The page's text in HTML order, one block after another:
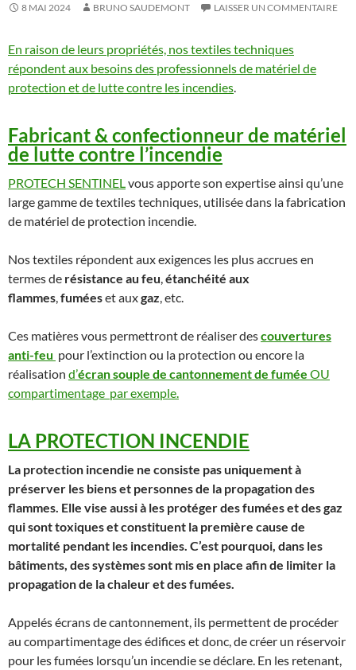
8 MAI 2024 BRUNO SAUDEMONT LAISSER UN COMMENTAIRE
En raison de leurs propriétés, nos textiles techniques
répondent aux besoins des professionnels de matériel de
protection et de lutte contre les incendies
Fabricant & confectionneur de matériel
de lutte contre l’incendie
PROTECH SENTINEL vous apporte son expertise ainsi qu’une
large gamme de textiles techniques, utilisée dans la fabrication
de matériel de protection incendie.
Nos textiles répondent aux exigences les plus accrues en
termes de résistance au feu étanchéité aux
flammes fuméeset auxgaz , etc.
Ces matières vous permettront de réaliser descouvertures
anti-feu pour l’extinction ou la protection ou encore la
réalisation d’écran souple de cantonnement de fumée OU
compartimentage par exemple.
LA PROTECTION INCENDIE
La protection incendie ne consiste pas uniquement à
préserver les biens et personnes de la propagation des
flammes. Elle vise aussi à les protéger des fumées et des gaz
qui sont toxiques et constituent la première cause de
mortalité pendant les incendies. C’est pourquoi, dans les
bâtiments, des systèmes sont mis en place afin de limiter la
propagation de la chaleur et des fumées.
Appelés écrans de cantonnement, ils permettent de procéder
au compartimentage des édifices et donc, de créer un réservoir
pour les fumées lorsqu’un incendie se déclare. En les retenant,